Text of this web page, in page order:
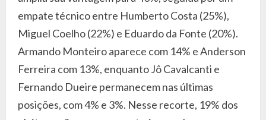
empate técnico entre Humberto Costa (25%),
Miguel Coelho (22%) e Eduardo da Fonte (20%).
Armando Monteiro aparece com 14% e Anderson
Ferreira com 13%, enquanto Jô Cavalcanti e
Fernando Dueire permanecem nas últimas
posições, com 4% e 3%. Nesse recorte, 19% dos